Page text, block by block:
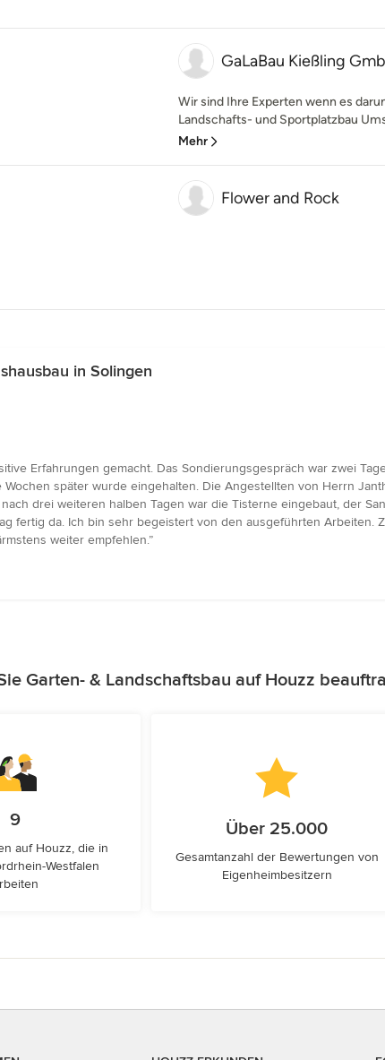
GaLaBau Kießling
Wir sind Ihre Experten wenn es
Landschafts- und Sportplatzbau
Mehr
Flower and Rock
in Solingen
Erfahrungen gemacht. Das Sondierungsgespräch war zwei
später wurde eingehalten. Die Angestellten von Herrn
drei weiteren halben Tagen war die Tisterne eingebaut, der
fertig da. Ich bin sehr begeistert von den ausgeführten Arbeiten.
weiter empfehlen.”
Garten- & Landschaftsbau auf Houzz
9
auf Houzz, die in
Westfalen
Über 25.000
Gesamtanzahl der Bewertungen von
Eigenheimbesitzern